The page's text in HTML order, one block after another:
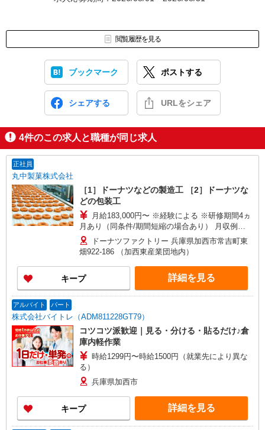
閲覧履歴を見る
ブックマーク ポストする
シェアする URLをシェア
4件のこの求人と職種が同じ求人
正社員
丸中製菓株式会社
［1］ドーナツなどの製造工 ［2］ドーナツな
どの包装工
月給183,000円〜 ※経験による ※研修期間4ヵ
月あり（同条件/期間短縮の場合あり） 月収例
（30歳）30万円 ※各種手当含む
ドーナツファクトリー 兵庫県加西市常吉町東
畑922-186 （加西東産業団地内）
キープ 詳細を見る
アルバイト パート
株式会社バイトレ（ADM811228GT79）
コツコツ派歓迎｜見る・分ける・貼るだけ♪倉
庫内軽作業
時給1299円〜時給1500円（就業先により異な
る）
兵庫県加西市
キープ 詳細を見る